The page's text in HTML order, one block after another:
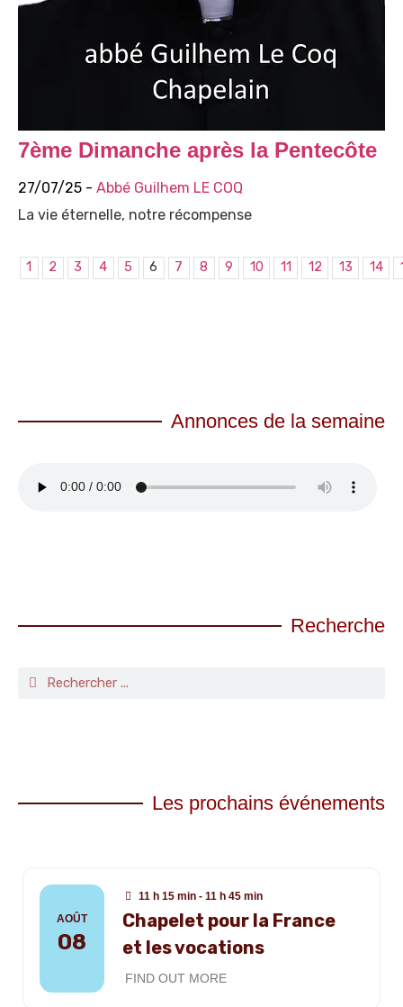
7ème Dimanche après la Pentecôte
27/07/25 - Abbé Guilhem LE COQ
La vie éternelle, notre récompense
1 2 3 4 5 6 7 8 9 10 11 12 13 14
Annonces de la semaine
Recherche
Les prochains événements
AOÛT
08
11 h 15 min - 11 h 45 min
Chapelet pour la France
et les vocations
FIND OUT MORE